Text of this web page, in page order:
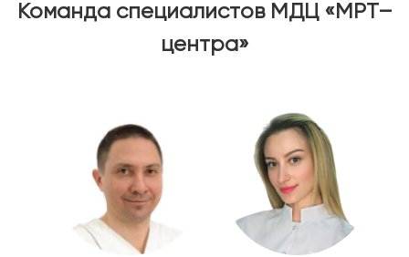
Команда специалистов МДЦ «МРТ–
центра»